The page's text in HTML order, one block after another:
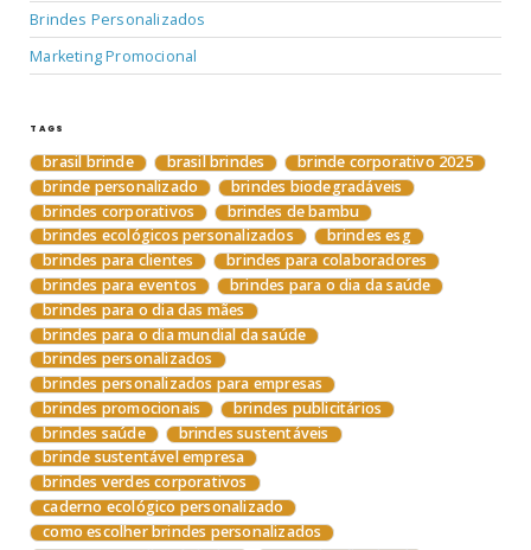
Brindes Personalizados
Marketing Promocional
TAGS
brasil brinde brasil brindes
brinde corporativo 2025
brinde personalizado
brindes biodegradáveis
brindes corporativos
brindes de bambu
brindes ecológicos personalizados
brindes esg
brindes para clientes
brindes para colaboradores
brindes para eventos
brindes para o dia da saúde
brindes para o dia das mães
brindes para o dia mundial da saúde
brindes personalizados
brindes personalizados para empresas
brindes promocionais
brindes publicitários
brindes saúde
brindes sustentáveis
brinde sustentável empresa
brindes verdes corporativos
caderno ecológico personalizado
como escolher brindes personalizados